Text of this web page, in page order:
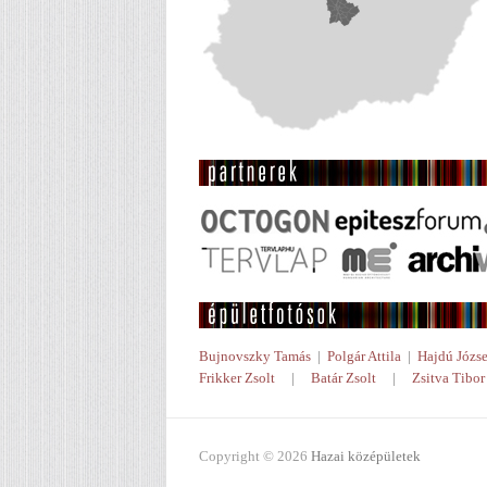
Bujnovszky Tamás | Polgár Attila | Hajdú
Frikker Zsolt | Batár Zsolt | Zsitva Tibor
Copyright © 2026 Hazai középületek